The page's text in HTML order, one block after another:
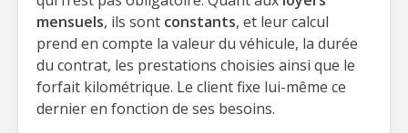
mensuels, ils sont constants, et leur calcul
prend en compte la valeur du véhicule, la durée
du contrat, les prestations choisies ainsi que le
forfait kilométrique. Le client fixe lui-même ce
dernier en fonction de ses besoins.